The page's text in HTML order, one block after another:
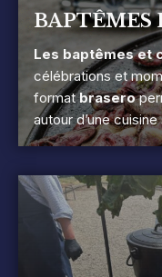
BAPTÊMES
Les baptêmes et
célébrations et
formatbrasero
autour d’une